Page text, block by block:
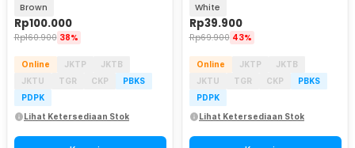
Brown
Rp100.000
Rp160.900 38%
Online JKTP
JKTB
JKTU
TGR CKP
PBKS
PDPK
Lihat Ketersediaan Stok
White
Rp39.900
Rp69.900 43%
Online JKTP
JKTB
JKTU
TGR CKP
PBKS
PDPK
Lihat Ketersediaan Stok